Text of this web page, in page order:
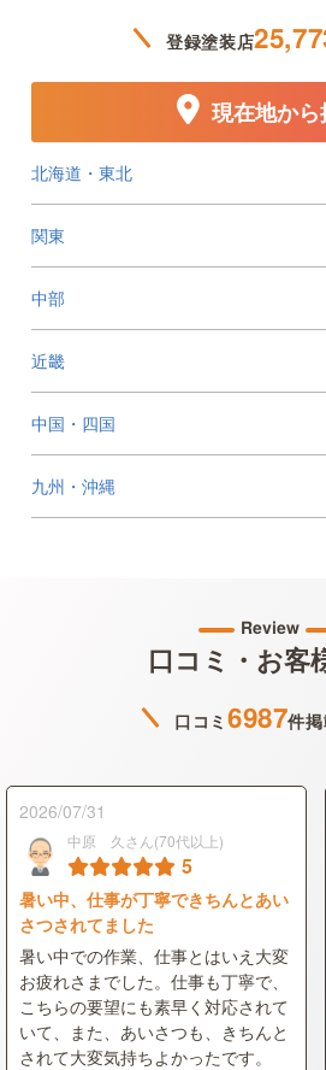
登録塗装店
北海道・東北
関東
中部
近畿
中国・四国
九州・沖縄
現在地から
Review
口コミ・お客
口コミ 6987件
2026/07/31
中原 久さん(70代以上)
5
暑い中、仕事が丁寧できちんとあい
さつされてました
暑い中での作業、仕事とはいえ大変
お疲れさまでした。仕事も丁寧で、
こちらの要望にも素早く対応されて
いて、また、あいさつも、きちんと
されて大変気持ちよかったです。